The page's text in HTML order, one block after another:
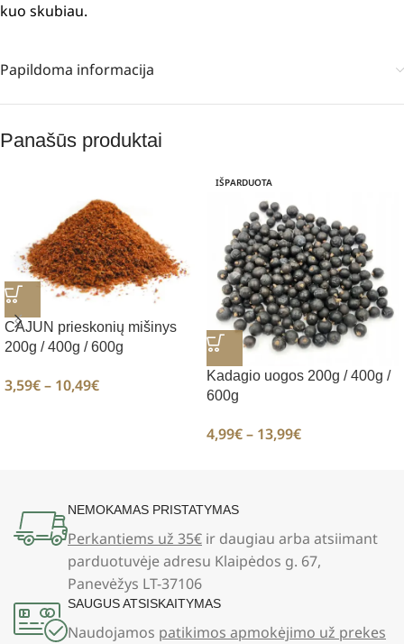
kuo skubiau.
Papildoma informacija
Panašūs produktai
CAJUN prieskonių mišinys
200g / 400g / 600g
3,59€– 10,49€
IŠPARDUOTA
Kadagio uogos 200g / 400g /
600g
4,99€– 13,99€
NEMOKAMAS PRISTATYMAS
Perkantiems už 35€ ir daugiau arba atsiimant
parduotuvėje adresu Klaipėdos g. 67,
Panevėžys LT-37106
SAUGUS ATSISKAITYMAS
Naudojamos patikimos apmokėjimo už prekes